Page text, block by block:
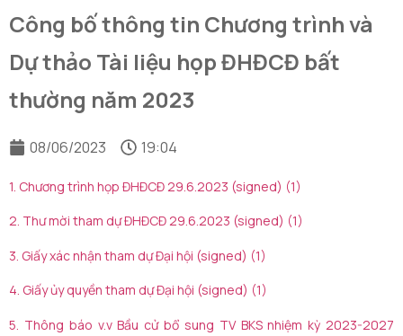
Công bố thông tin Chương trình và
Dự thảo Tài liệu họp ĐHĐCĐ bất
thường năm 2023
08/06/2023 19:04
1. Chương trình họp ĐHĐCĐ 29.6.2023 (signed) (1)
2. Thư mời tham dự ĐHĐCĐ 29.6.2023 (signed) (1)
3. Giấy xác nhận tham dự Đại hội (signed) (1)
4. Giấy ủy quyền tham dự Đại hội (signed) (1)
5. Thông báo v.v Bầu cử bổ sung TV BKS nhiệm kỳ 2023-2027